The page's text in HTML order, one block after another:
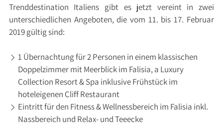
Trenddestination Italiens gibt es jetzt vereint in zwei
unterschiedlichen Angeboten, die vom 11. bis 17. Februar
2019 gültig sind:
1 Übernachtung für 2 Personen in einem klassischen
Doppelzimmer mit Meerblick im Falisia, a Luxury
Collection Resort & Spa inklusive Frühstück im
hoteleigenen Cliff Restaurant
Eintritt für den Fitness & Wellnessbereich im Falisia inkl.
Nassbereich und Relax- und Teeecke